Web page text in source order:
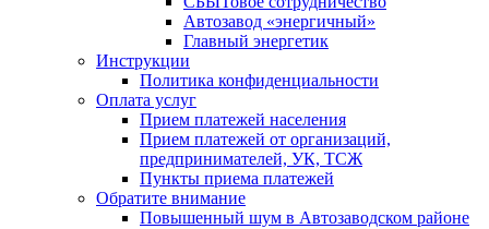
Автозавод «энергичный»
Главный энергетик
Инструкции
Политика конфиденциальности
Оплата услуг
Прием платежей населения
Прием платежей от организаций,
предпринимателей, УК, ТСЖ
Пункты приема платежей
Обратите внимание
Повышенный шум в Автозаводском районе